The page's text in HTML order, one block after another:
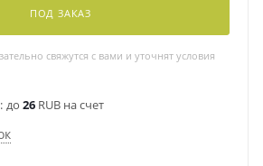
ПОД ЗАКАЗ
свяжутся с вами и уточнят условия
до 26 RUB на счет